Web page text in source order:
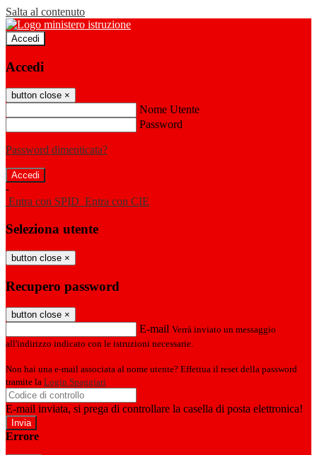
Salta al contenuto
Accedi
Accedi
button close ×
Nome Utente
Password
Password dimenticata?
-
Entra con SPID Entra con CIE
Seleziona utente
button close ×
Recupero password
button close ×
E-mail Verrà inviato un messaggio
all'indirizzo indicato con le istruzioni necessarie.
Non hai una e-mail associata al nome utente? Effettua il reset della password
tramite la Login Spaggiari
E-mail inviata, si prega di controllare la casella di posta elettronica!
Errore